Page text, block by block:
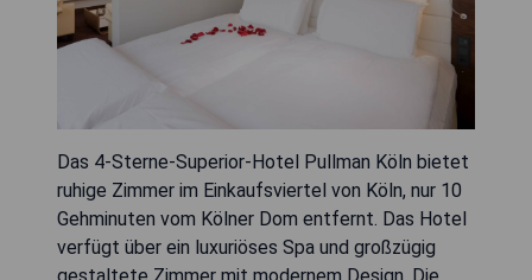
Das 4-Sterne-Superior-Hotel Pullman Köln bietet
ruhige Zimmer im Einkaufsviertel von Köln, nur 10
Gehminuten vom Kölner Dom entfernt. Das Hotel
verfügt über ein luxuriöses Spa und großzügig